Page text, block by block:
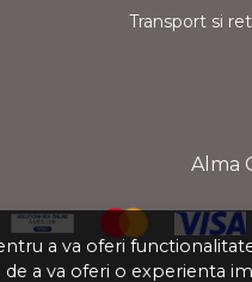
a va oferi
de a va oferi o experienta
Transport si
Alma